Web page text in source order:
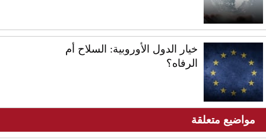
خيار الدول الأوروبية: السلاح أم
الرفاه؟
مواضيع متعلقة